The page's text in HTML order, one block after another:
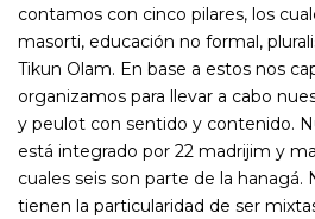
contamos con cinco pilares, los
masorti, educación no formal,
Tikun Olam. En base a estos nos
organizamos para llevar a cabo
y peulot con sentido y contenido.
está integrado por 22 madrijim y
cuales seis son parte de la
tienen la particularidad de ser